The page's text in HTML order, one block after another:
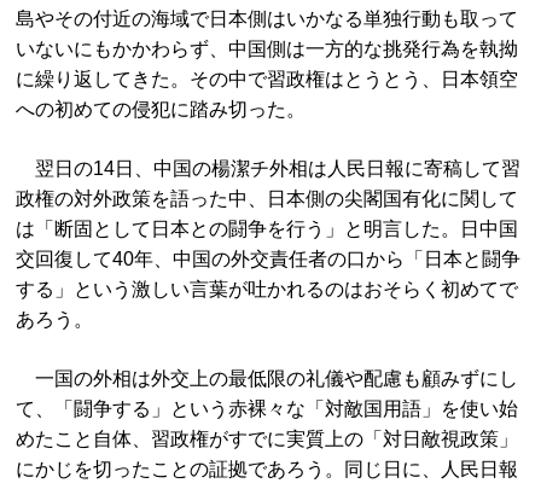
島やその付近の海域で日本側はいかなる単独行動も取って
いないにもかかわらず、中国側は一方的な挑発行為を執拗
に繰り返してきた。その中で習政権はとうとう、日本領空
への初めての侵犯に踏み切った。
翌日の14日、中国の楊潔チ外相は人民日報に寄稿して習
政権の対外政策を語った中、日本側の尖閣国有化に関して
は「断固として日本との闘争を行う」と明言した。日中国
交回復して40年、中国の外交責任者の口から「日本と闘争
する」という激しい言葉が吐かれるのはおそらく初めてで
あろう。
一国の外相は外交上の最低限の礼儀や配慮も顧みずにし
て、「闘争する」という赤裸々な「対敵国用語」を使い始
めたこと自体、習政権がすでに実質上の「対日敵視政策」
にかじを切ったことの証拠であろう。同じ日に、人民日報